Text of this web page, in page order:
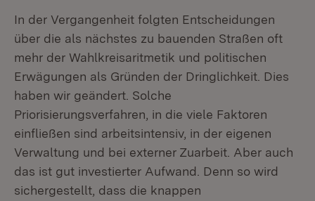
In der Vergangenheit folgten Entscheidungen
über die als nächstes zu bauenden Straßen oft
mehr der Wahlkreisaritmetik und politischen
Erwägungen als Gründen der Dringlichkeit. Dies
haben wir geändert. Solche
Priorisierungsverfahren, in die viele Faktoren
einfließen sind arbeitsintensiv, in der eigenen
Verwaltung und bei externer Zuarbeit. Aber auch
das ist gut investierter Aufwand. Denn so wird
sichergestellt, dass die knappen